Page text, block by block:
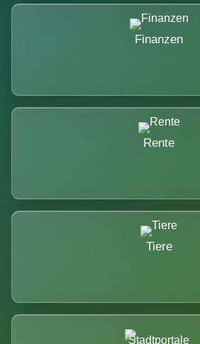
Finanzen
Rente
Tiere